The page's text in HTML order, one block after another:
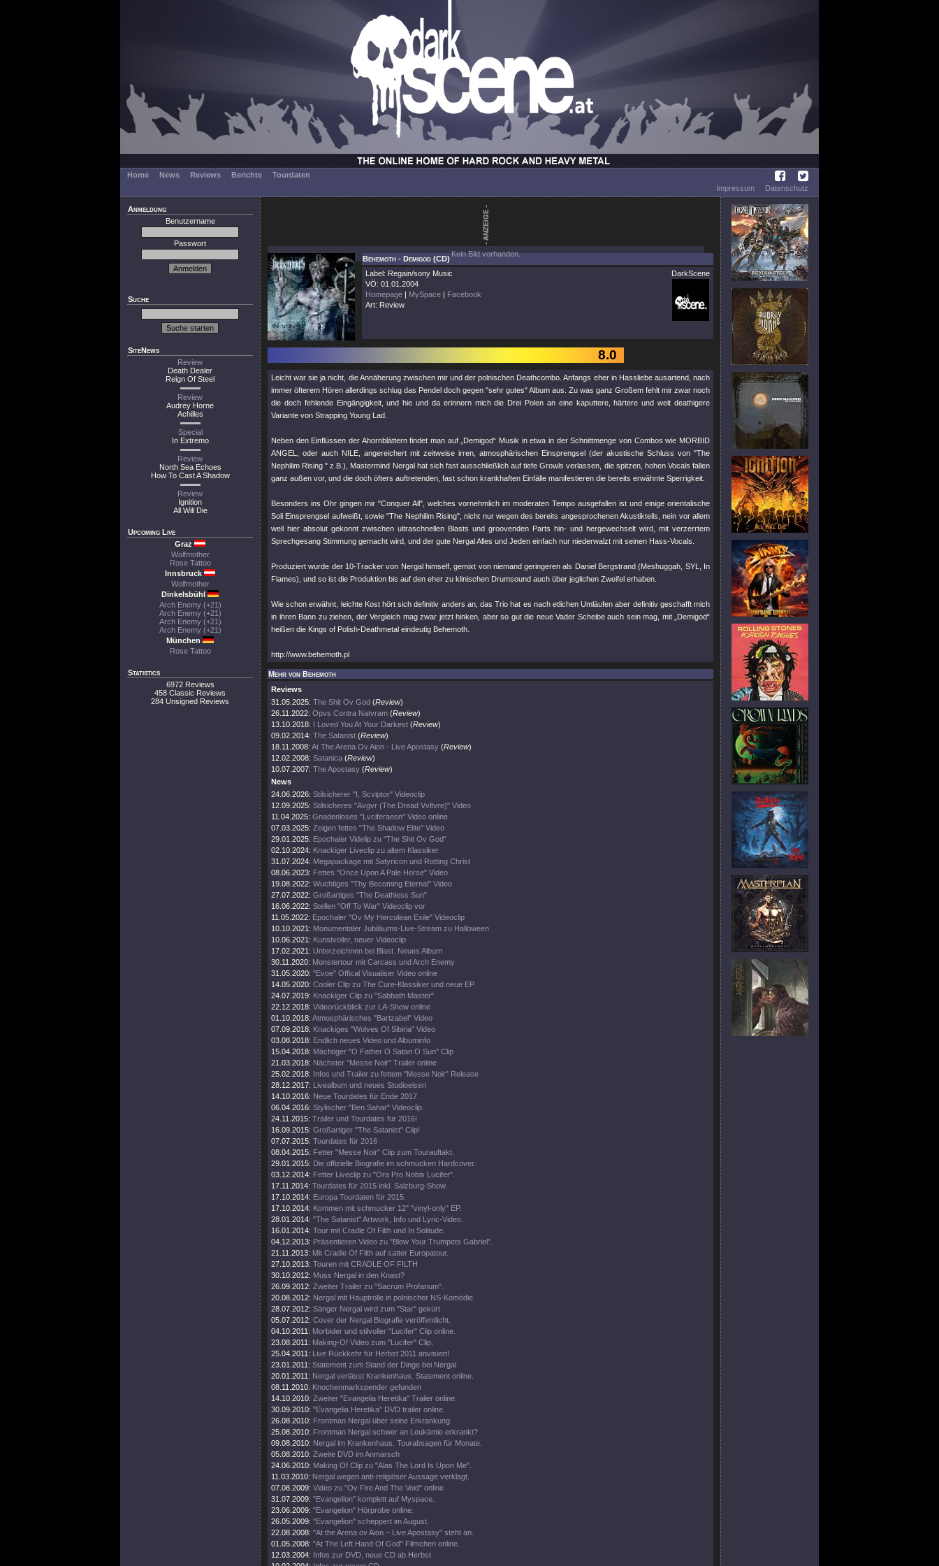
Home News Reviews Berichte
Tourdaten
Impressum
Datenschutz
Anmeldung
Benutzername
Passwort
Suche
SiteNews
Review
Death Dealer
Reign Of Steel
Review
Audrey Horne
Achilles
Special
In Extremo
Review
North Sea Echoes
How To Cast A Shadow
Review
Ignition
All Will Die
Upcoming Live
Graz
Wolfmother
Rose Tattoo
Innsbruck
Wolfmother
Dinkelsbühl
Arch Enemy (+21)
Arch Enemy (+21)
Arch Enemy (+21)
Arch Enemy (+21)
München
Rose Tattoo
Statistics
6972 Reviews
458 Classic Reviews
284 Unsigned Reviews
Kein Bild vorhanden.
Behemoth - Demigod (CD)
Label: Regain/sony Music
VÖ: 01.01.2004
Homepage | MySpace | Facebook
Art: Review
DarkScene
8.0
Leicht war sie ja nicht, die Annäherung zwischen mir und der polnischen Deathcombo. Anfangs eher in Hassliebe ausartend, nach
immer öfterem Hören allerdings schlug das Pendel doch gegen "sehr gutes" Album aus. Zu was ganz Großem fehlt mir zwar noch
die doch fehlende Eingängigkeit, und hie und da erinnern mich die Drei Polen an eine kaputtere, härtere und weit deathigere
Variante von Strapping Young Lad.
Neben den Einflüssen der Ahornblättern findet man auf „Demigod“ Musik in etwa in der Schnittmenge von Combos wie MORBID
ANGEL, oder auch NILE, angereichert mit zeitweise irren, atmosphärischen Einsprengsel (der akustische Schluss von "The
Nephilim Rising " z.B.), Mastermind Nergal hat sich fast ausschließlich auf tiefe Growls verlassen, die spitzen, hohen Vocals fallen
ganz außen vor, und die doch öfters auftretenden, fast schon krankhaften Einfälle manifestieren die bereits erwähnte Sperrigkeit.
Besonders ins Ohr gingen mir "Conquer All", welches vornehmlich im moderaten Tempo ausgefallen ist und einige orientalische
Soli Einsprengsel aufweißt, sowie "The Nephilim Rising", nicht nur wegen des bereits angesprochenen Akustikteils, nein vor allem
weil hier absolut gekonnt zwischen ultraschnellen Blasts und groovenden Parts hin- und hergewechselt wird, mit verzerrtem
Sprechgesang Stimmung gemacht wird, und der gute Nergal Alles und Jeden einfach nur niederwalzt mit seinen Hass-Vocals.
Produziert wurde der 10-Tracker von Nergal himself, gemixt von niemand geringeren als Daniel Bergstrand (Meshuggah, SYL, In
Flames), und so ist die Produktion bis auf den eher zu klinischen Drumsound auch über jeglichen Zweifel erhaben.
Wie schon erwähnt, leichte Kost hört sich definitiv anders an, das Trio hat es nach etlichen Umläufen aber definitiv geschafft mich
in ihren Bann zu ziehen, der Vergleich mag zwar jetzt hinken, aber so gut die neue Vader Scheibe auch sein mag, mit „Demigod“
heißen die Kings of Polish-Deathmetal eindeutig Behemoth.
http://www.behemoth.pl
Mehr von Behemoth
Reviews
31.05.2025: The Shit Ov God (Review)
26.11.2022: Opvs Contra Natvram (Review)
13.10.2018: I Loved You At Your Darkest (Review)
09.02.2014: The Satanist (Review)
18.11.2008: At The Arena Ov Aion - Live Apostasy (Review)
12.02.2008: Satanica (Review)
10.07.2007: The Apostasy (Review)
News
24.06.2026: Stilsicherer "I, Scvlptor" Videoclip
12.09.2025: Stilsicheres "Avgvr (The Dread Vvltvre)" Video
11.04.2025: Gnadenloses "Lvciferaeon" Video online
07.03.2025: Zeigen fettes "The Shadow Elite" Video
29.01.2025: Epochaler Videlip zu "The Shit Ov God"
02.10.2024: Knackiger Liveclip zu altem Klassiker
31.07.2024: Megapackage mit Satyricon und Rotting Christ
08.06.2023: Fettes "Once Upon A Pale Horse" Video
19.08.2022: Wuchtiges "Thy Becoming Eternal" Video
27.07.2022: Großartiges "The Deathless Sun"
16.06.2022: Stellen "Off To War" Videoclip vor
11.05.2022: Epochaler "Ov My Herculean Exile" Videoclip
10.10.2021: Monumentaler Jubiläums-Live-Stream zu Halloween
10.06.2021: Kunstvoller, neuer Videoclip
17.02.2021: Unterzeichnen bei Blast. Neues Album
30.11.2020: Monstertour mit Carcass und Arch Enemy
31.05.2020: "Evoe" Offical Visualiser Video online
14.05.2020: Cooler Clip zu The Cure-Klassiker und neue EP
24.07.2019: Knackiger Clip zu "Sabbath Master"
22.12.2018: Videorückblick zur LA-Show online
01.10.2018: Atmosphärisches "Bartzabel" Video
07.09.2018: Knackiges "Wolves Of Sibiria" Video
03.08.2018: Endlich neues Video und Albuminfo
15.04.2018: Mächtiger "O Father O Satan O Sun" Clip
21.03.2018: Nächster "Messe Noir" Trailer online
25.02.2018: Infos und Trailer zu fettem "Messe Noir" Release
28.12.2017: Livealbum und neues Studioeisen
14.10.2016: Neue Tourdates für Ende 2017.
06.04.2016: Stylischer "Ben Sahar" Videoclip.
24.11.2015: Trailer und Tourdates für 2016!
16.09.2015: Großartiger "The Satanist" Clip!
07.07.2015: Tourdates für 2016
08.04.2015: Fetter "Messe Noir" Clip zum Tourauftakt.
29.01.2015: Die offizielle Biografie im schmucken Hardcover.
03.12.2014: Fetter Liveclip zu "Ora Pro Nobis Lucifer".
17.11.2014: Tourdates für 2015 inkl. Salzburg-Show.
17.10.2014: Europa Tourdaten für 2015.
17.10.2014: Kommen mit schmucker 12" "vinyl-only" EP.
28.01.2014: "The Satanist" Artwork, Info und Lyric-Video.
16.01.2014: Tour mit Cradle Of Filth und In Solitude.
04.12.2013: Präsentieren Video zu "Blow Your Trumpets Gabriel".
21.11.2013: Mit Cradle Of Filth auf satter Europatour.
27.10.2013: Touren mit CRADLE OF FILTH
30.10.2012: Muss Nergal in den Knast?
26.09.2012: Zweiter Trailer zu "Sacrum Profanum".
20.08.2012: Nergal mit Hauptrolle in polnischer NS-Komödie.
28.07.2012: Sänger Nergal wird zum "Star" gekürt
05.07.2012: Cover der Nergal Biografie veröffentlicht.
04.10.2011: Morbider und stilvoller "Lucifer" Clip online.
23.08.2011: Making-Of Video zum "Lucifer" Clip.
25.04.2011: Live Rückkehr für Herbst 2011 anvisiert!
23.01.2011: Statement zum Stand der Dinge bei Nergal
20.01.2011: Nergal verlässt Krankenhaus. Statement online.
08.11.2010: Knochenmarkspender gefunden
14.10.2010: Zweiter "Evangelia Heretika" Trailer online.
30.09.2010: "Evangelia Heretika" DVD trailer online.
26.08.2010: Frontman Nergal über seine Erkrankung.
25.08.2010: Frontman Nergal schwer an Leukämie erkrankt?
09.08.2010: Nergal im Krankenhaus. Tourabsagen für Monate.
05.08.2010: Zweite DVD im Anmarsch
24.06.2010: Making Of Clip zu "Alas The Lord Is Upon Me".
11.03.2010: Nergal wegen anti-religiöser Aussage verklagt.
07.08.2009: Video zu "Ov Fire And The Void" online
31.07.2009: "Evangelion" komplett auf Myspace.
23.06.2009: "Evangelion" Hörprobe online.
26.05.2009: "Evangelion" scheppert im August.
22.08.2008: "At the Arena ov Aion – Live Apostasy" steht an.
01.05.2008: "At The Left Hand Of God" Filmchen online.
12.03.2004: Infos zur DVD, neue CD ab Herbst